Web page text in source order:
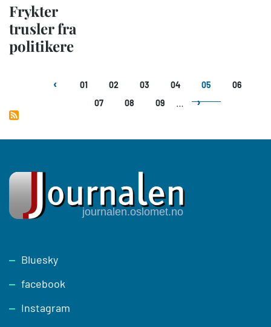
Frykter
trusler fra
politikere
01 02 03 04 05
06
07
08 09
Footer
Bluesky
facebook
Instagram